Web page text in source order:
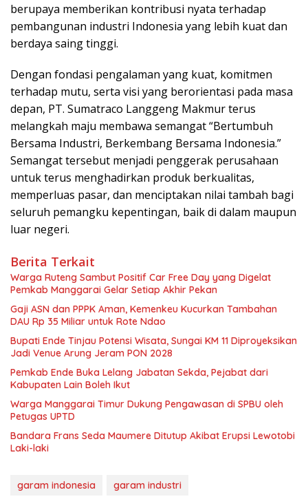
berupaya memberikan kontribusi nyata terhadap
pembangunan industri Indonesia yang lebih kuat dan
berdaya saing tinggi.
Dengan fondasi pengalaman yang kuat, komitmen
terhadap mutu, serta visi yang berorientasi pada masa
depan, PT. Sumatraco Langgeng Makmur terus
melangkah maju membawa semangat “Bertumbuh
Bersama Industri, Berkembang Bersama Indonesia.”
Semangat tersebut menjadi penggerak perusahaan
untuk terus menghadirkan produk berkualitas,
memperluas pasar, dan menciptakan nilai tambah bagi
seluruh pemangku kepentingan, baik di dalam maupun
luar negeri.
Berita Terkait
Warga Ruteng Sambut Positif Car Free Day yang Digelat
Pemkab Manggarai Gelar Setiap Akhir Pekan
Gaji ASN dan PPPK Aman, Kemenkeu Kucurkan Tambahan
DAU Rp 35 Miliar untuk Rote Ndao
Bupati Ende Tinjau Potensi Wisata, Sungai KM 11 Diproyeksikan
Jadi Venue Arung Jeram PON 2028
Pemkab Ende Buka Lelang Jabatan Sekda, Pejabat dari
Kabupaten Lain Boleh Ikut
Warga Manggarai Timur Dukung Pengawasan di SPBU oleh
Petugas UPTD
Bandara Frans Seda Maumere Ditutup Akibat Erupsi Lewotobi
Laki-laki
garam indonesia
garam industri